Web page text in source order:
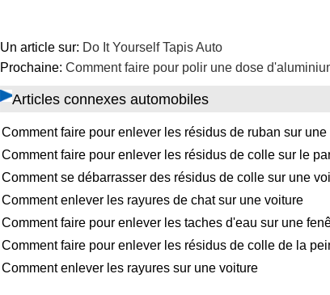
Un article sur: Do It Yourself Tapis Auto
Prochaine: Comment faire pour polir une dose
Articles connexes automobiles
Comment faire pour enlever les résidus de ruban sur
Comment faire pour enlever les résidus de colle sur le
Comment se débarrasser des résidus de colle sur une
Comment enlever les rayures de chat sur une voiture
Comment faire pour enlever les taches d'eau sur une
Comment faire pour enlever les résidus de colle de la
Comment enlever les rayures sur une voiture